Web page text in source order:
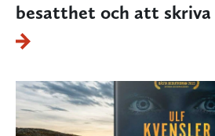
besatthet och att skriva